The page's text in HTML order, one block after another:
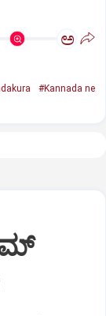
ಅ
#Kannada ne